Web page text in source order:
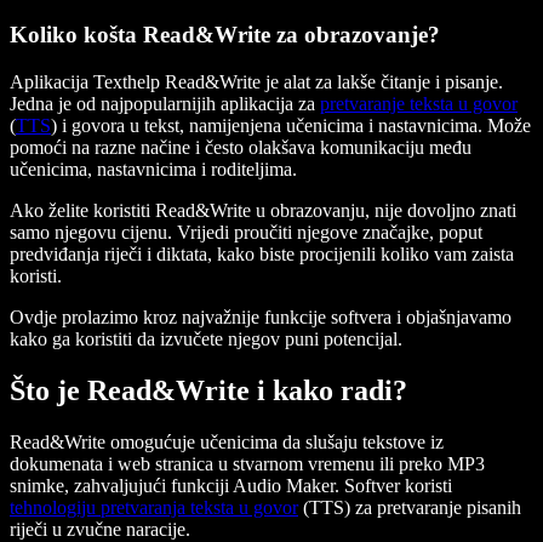
Koliko košta Read&Write za obrazovanje?
Aplikacija Texthelp Read&Write je alat za lakše čitanje i pisanje.
Jedna je od najpopularnijih aplikacija za pretvaranje teksta u govor
(TTS) i govora u tekst, namijenjena učenicima i nastavnicima. Može
pomoći na razne načine i često olakšava komunikaciju među
učenicima, nastavnicima i roditeljima.
Ako želite koristiti Read&Write u obrazovanju, nije dovoljno znati
samo njegovu cijenu. Vrijedi proučiti njegove značajke, poput
predviđanja riječi i diktata, kako biste procijenili koliko vam zaista
koristi.
Ovdje prolazimo kroz najvažnije funkcije softvera i objašnjavamo
kako ga koristiti da izvučete njegov puni potencijal.
Što je Read&Write i kako radi?
Read&Write omogućuje učenicima da slušaju tekstove iz
dokumenata i web stranica u stvarnom vremenu ili preko MP3
snimke, zahvaljujući funkciji Audio Maker. Softver koristi
tehnologiju pretvaranja teksta u govor(TTS) za pretvaranje pisanih
riječi u zvučne naracije.